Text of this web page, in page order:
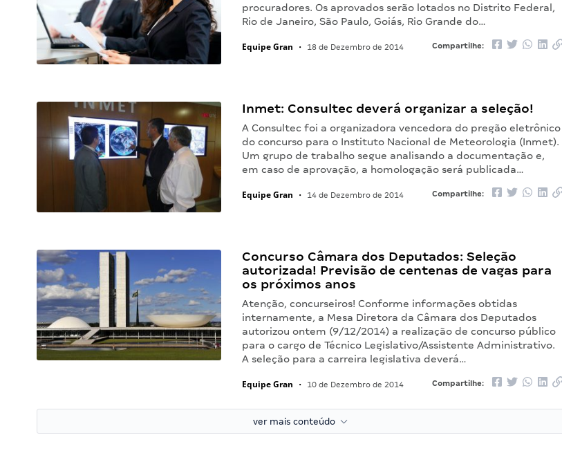
procuradores. Os aprovados serão lotados no Distrito Federal,
Rio de Janeiro, São Paulo, Goiás, Rio Grande do…
Equipe Gran • 18 de Dezembro de 2014 Compartilhe:
Inmet: Consultec deverá organizar a seleção!
A Consultec foi a organizadora vencedora do pregão eletrônico
do concurso para o Instituto Nacional de Meteorologia (Inmet).
Um grupo de trabalho segue analisando a documentação e,
em caso de aprovação, a homologação será publicada…
Equipe Gran • 14 de Dezembro de 2014 Compartilhe:
Concurso Câmara dos Deputados: Seleção
autorizada! Previsão de centenas de vagas para
os próximos anos
Atenção, concurseiros! Conforme informações obtidas
internamente, a Mesa Diretora da Câmara dos Deputados
autorizou ontem (9/12/2014) a realização de concurso público
para o cargo de Técnico Legislativo/Assistente Administrativo.
A seleção para a carreira legislativa deverá…
Equipe Gran • 10 de Dezembro de 2014 Compartilhe:
ver mais conteúdo